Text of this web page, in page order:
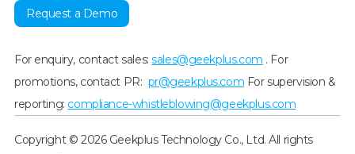
Request a Demo
For enquiry, contact sales:sales@geekplus.com . For
promotions, contact PR: pr@geekplus.com For supervision &
reporting: compliance-whistleblowing@geekplus.com
Copyright © 2026 Geekplus Technology Co., Ltd. All rights